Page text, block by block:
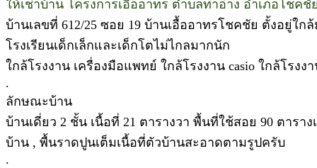
ให้เช่าบ้าน โครงการเอื้ออาทร ตำบลท่าอ่าง อำเภอโชค
บ้านเลขที่ 612/25 ซอย 19 บ้านเอื้ออาทรโชคชัย ตั้งอยู่ใ
โรงเรียนเด็กเล็กและเด็กโตไม่ไกลมากนัก
ใกล้โรงงาน เครื่องมือแพทย์ ใกล้โรงงาน casio ใกล้โรง
.
ลักษณะบ้าน
บ้านเดี่ยว 2 ชั้น เนื้อที่ 21 ตารางวา พื้นที่ใช้สอย 90 ตาร
บ้าน , พื้นราดปูนเต็มเนื้อที่ตัวบ้านสะอาดตามรูปครับ
.